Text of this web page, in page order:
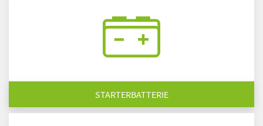
STARTERBATTERIE